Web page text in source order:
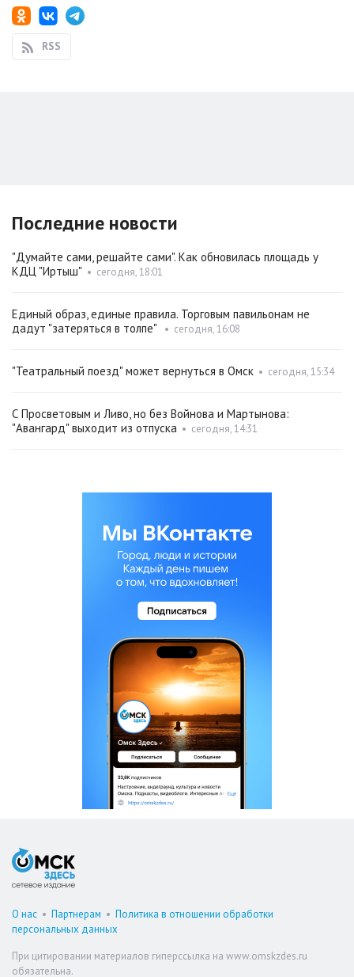
RSS
Последние новости
"Думайте сами, решайте сами". Как обновилась площадь у
КДЦ "Иртыш" • сегодня, 18:01
Единый образ, единые правила. Торговым павильонам не
дадут "затеряться в толпе"
• сегодня, 16:08
"Театральный поезд" может вернуться в Омск • сегодня, 15:34
С Просветовым и Ливо, но без Войнова и Мартынова:
"Авангард" выходит из отпуска • сегодня, 14:31
О нас • Партнерам • Политика в отношении обработки
персональных данных
При цитировании материалов гиперссылка на www.omskzdes.ru
обязательна.